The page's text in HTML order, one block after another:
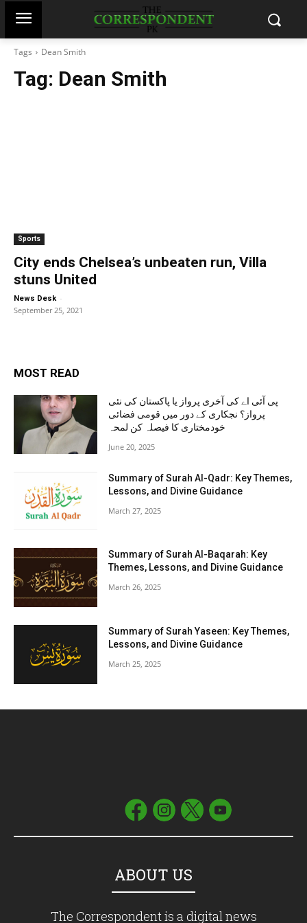
Tags Dean Smith
Tag: Dean Smith
Sports
City ends Chelsea’s unbeaten run, Villa
stuns United
News Desk -
September 25, 2021
MOST READ
پی آئی اے کی آخری پرواز یا پاکستان کی نئی
پرواز؟ نجکاری کے دور میں قومی فضائی
خودمختاری کا فیصلہ کن لمحہ
June 20, 2025
Summary of Surah Al-Qadr: Key Themes,
Lessons, and Divine Guidance
March 27, 2025
Summary of Surah Al-Baqarah: Key
Themes, Lessons, and Divine Guidance
March 26, 2025
Summary of Surah Yaseen: Key Themes,
Lessons, and Divine Guidance
March 25, 2025
ABOUT US
The Correspondent is a digital news